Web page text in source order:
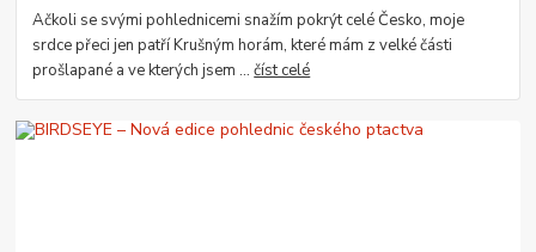
Ačkoli se svými pohlednicemi snažím pokrýt celé Česko, moje
srdce přeci jen patří Krušným horám, které mám z velké části
prošlapané a ve kterých jsem ...číst celé